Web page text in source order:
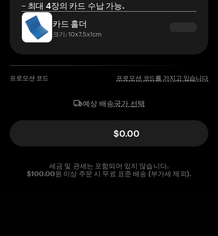
– 최대 4장의 카드 수납 가능.
카드 홀더
크기: 10x7.5x1cm
프로모션 코드 프로모션 코드를 가지고 있습니다
예상 배송국가 선택
$0.00
세금 및 관세는 포함되어 있지 않습니다.
$100.00원 이상 주문 시 무료 표준 배송 (부가세 제외).